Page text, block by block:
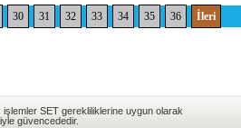
30 31 32 33 34 35 36 İleri
işlemler SET gerekliliklerine uygun olarak
güvencededir.